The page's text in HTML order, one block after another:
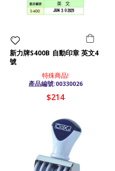
新力牌S400B 自動印章 英文4
號
特殊商品!
產品編號:00330026
$214